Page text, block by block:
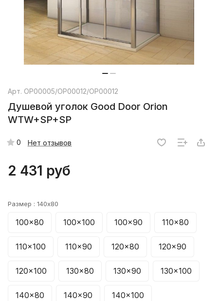
Арт. ОР00005/ОР00012/ОР00012
Душевой уголок Good Door Orion
WTW+SP+SP
0 Нет отзывов
2 431 руб
Размер : 140x80
100x80 100x100 100x90 110x80
110x100 110x90 120x80 120x90
120x100 130x80 130x90 130x100
140x80 140x90 140x100